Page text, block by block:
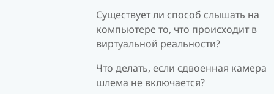
Существует ли способ слышать на
компьютере то, что происходит в
виртуальной реальности?
Что делать, если сдвоенная камера
шлема не включается?